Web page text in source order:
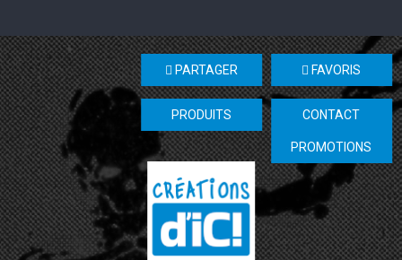
FAVORIS
PARTAGER
CONTACT
PRODUITS
PROMOTIONS